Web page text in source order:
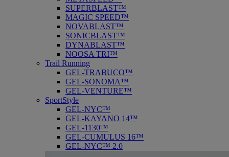
SUPERBLAST™
MAGIC SPEED™
NOVABLAST™
SONICBLAST™
DYNABLAST™
NOOSA TRI™
Trail Running
GEL-TRABUCO™
GEL-SONOMA™
GEL-VENTURE™
SportStyle
GEL-NYC™
GEL-KAYANO 14™
GEL-1130™
GEL-CUMULUS 16™
GEL-NYC™ 2.0